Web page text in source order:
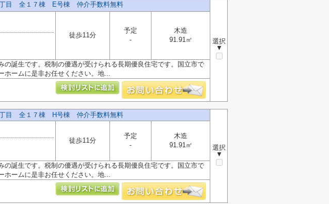
丁目 全１７棟 E号棟 仲介手数料無料
選択
▼
徒歩11分
予定
-
木造
91.91㎡
の誕生です。税制の優遇が受けられる長期優良住宅です。国立市で
ホームに是非お任せください。地...
丁目 全１７棟 H号棟 仲介手数料無料
選択
▼
徒歩11分
予定
-
木造
91.91㎡
の誕生です。税制の優遇が受けられる長期優良住宅です。国立市で
ホームに是非お任せください。地...